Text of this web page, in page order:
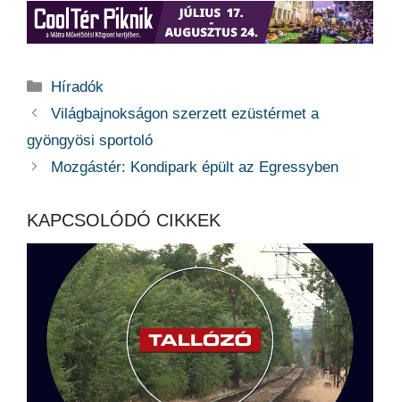
Kategória
Híradók
Világbajnokságon szerzett ezüstérmet a
gyöngyösi sportoló
Mozgástér: Kondipark épült az Egressyben
KAPCSOLÓDÓ CIKKEK